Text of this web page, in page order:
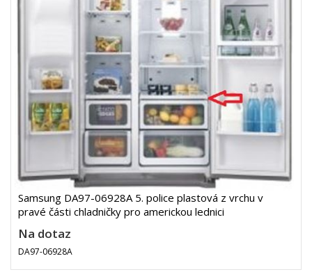
Samsung DA97-06928A 5. police plastová z vrchu v
pravé části chladničky pro americkou lednici
Na dotaz
DA97-06928A